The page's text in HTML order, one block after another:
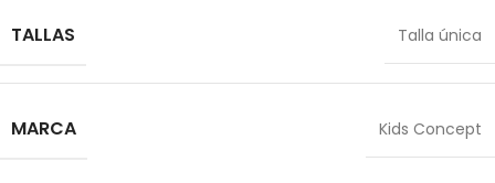
TALLAS Talla única
MARCA Kids Concept